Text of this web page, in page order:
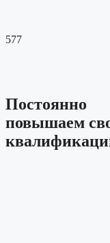
577
Постоянно
повышаем